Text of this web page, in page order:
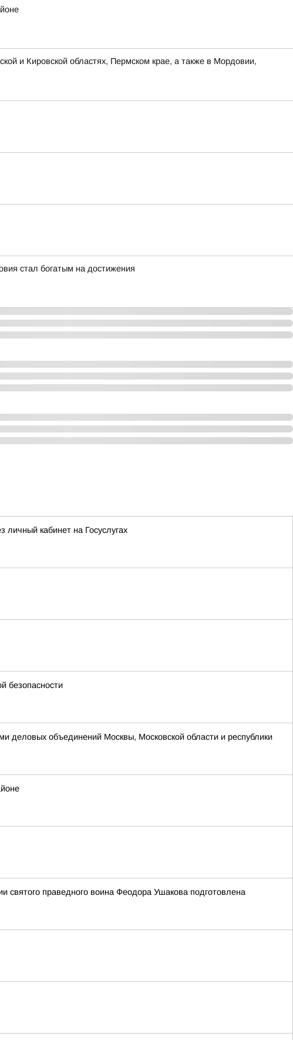
и Кировской областях, Пермском крае, а также в Мордовии,
стал богатым на достижения
кабинет на Госуслугах
безопасности
деловых объединений Москвы, Московской области и республики
праведного воина Феодора Ушакова подготовлена